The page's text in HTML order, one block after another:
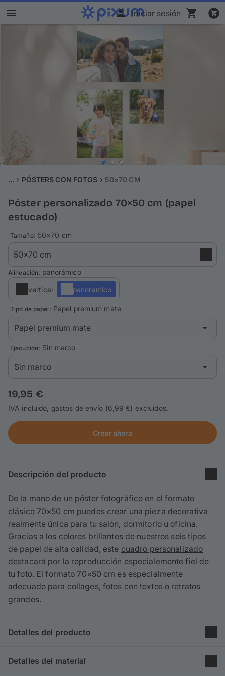
Iniciar sesión
Calendarios
Regalos
Fundas
Inspiración
Atención al cliente
Iniciar sesión / Registrarse
Póster personalizado 70×50 cm (papel
estucado)
Tamaño: 50×70 cm
Alineación: panorámico
vertical panorámico
Tipo de papel : Papel premium mate
Ejecución: Sin marco
19,95 €
IVA incluido, gastos de envío (6,99 €) excluidos.
Crear ahora
... PÓSTERS CON FOTOS 50×70 CM
Descripción del producto
De la mano de un póster fotográfico en el formato
clásico 70×50 cm puedes crear una pieza decorativa
realmente única para tu salón, dormitorio u oficina.
Gracias a los colores brillantes de nuestros seis tipos
de papel de alta calidad, este cuadro personalizado
destacará por la reproducción especialemente fiel de
tu foto. El formato 70×50 cm es especialmente
adecuado para collages, fotos con textos o retratos
grandes.
Detalles del producto
Grupo: Cuadros
Detalles del material